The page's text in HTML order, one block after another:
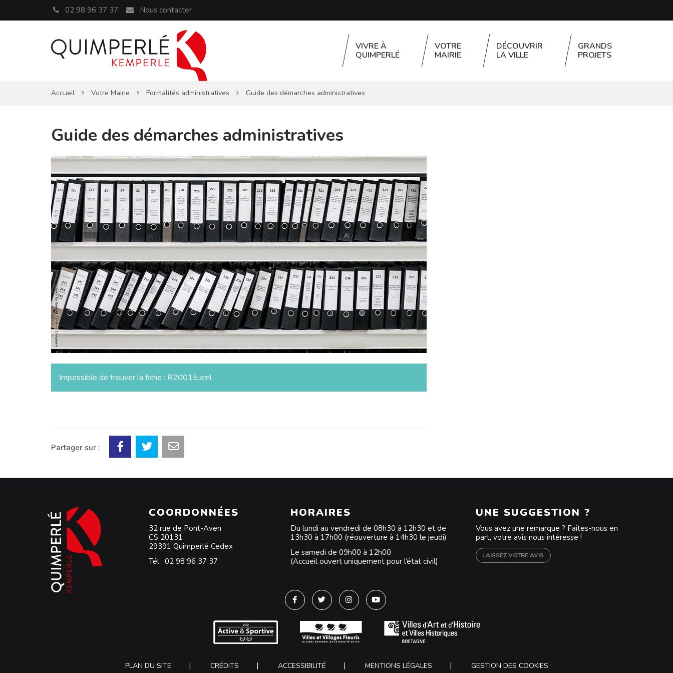
02 98 96 37 37 Nous contacter
VIVRE À
QUIMPERLÉ
VOTRE
MAIRIE
DÉCOUVRIR
LA VILLE
GRANDS
PROJETS
Accueil Votre Mairie Formalités administratives Guide des démarches administratives
Guide des démarches administratives
Impossible de trouver la fiche : R20015.xml
Partager sur :
COORDONNÉES
32 rue de Pont-Aven
CS 20131
29391 Quimperlé Cedex
Tél : 02 98 96 37 37
HORAIRES
Du lundi au vendredi de 08h30 à 12h30 et de
13h30 à 17h00 (réouverture à 14h30 le jeudi)
Le samedi de 09h00 à 12h00
(Accueil ouvert uniquement pour l’état civil)
UNE SUGGESTION ?
Vous avez une remarque ? Faites-nous en
part, votre avis nous intéresse !
LAISSEZ VOTRE AVIS
Lien vers le compte Facebook
Lien vers le compte Twitter
Lien vers le compte Instagram
Lien vers la chaîne Youtube
PLAN DU SITE CRÉDITS ACCESSIBILITÉ MENTIONS LÉGALES GESTION DES COOKIES